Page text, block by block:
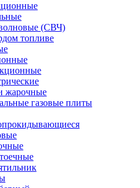
(СВЧ)
топливе
жарочные
газовые плиты